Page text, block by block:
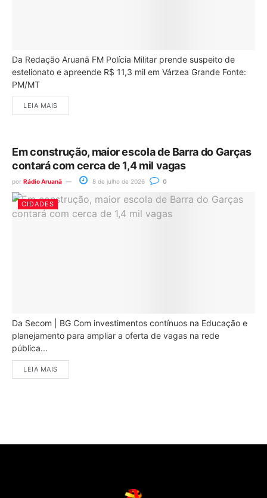
Da Redação Aruanã FM Polícia Militar prende suspeito de
estelionato e apreende R$ 11,3 mil em Várzea Grande Fonte:
PM/MT
LEIA MAIS
Em construção, maior escola de Barra do Garças
contará com cerca de 1,4 mil vagas
por Rádio Aruanã 8 de julho de 2026 0
CIDADES
Da Secom | BG Com investimentos contínuos na Educação e
planejamento para ampliar a oferta de vagas na rede
pública...
LEIA MAIS